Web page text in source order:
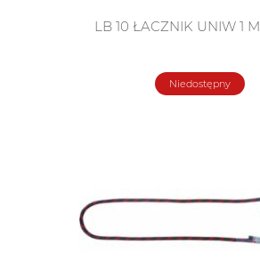
LB 10 ŁACZNIK UNIW 1
Niedostępny